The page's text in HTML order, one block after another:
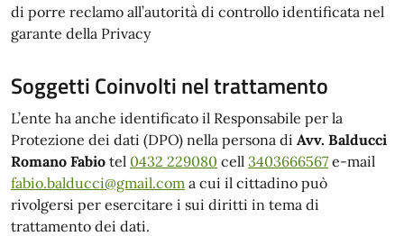
di porre reclamo all’autorità di controllo identificata nel
garante della Privacy
Soggetti Coinvolti nel trattamento
L’ente ha anche identificato il Responsabile per la
Protezione dei dati (DPO) nella persona di Avv. Balducci
Romano Fabio tel 0432 229080 cell 3403666567 e-mail
fabio.balducci@gmail.com a cui il cittadino può
rivolgersi per esercitare i sui diritti in tema di
trattamento dei dati.